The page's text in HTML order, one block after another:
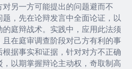
另一方可能提出的问题避而不
，先在论辩发言中全面论证，以
庭辩战术。实践中，应用此法须
在庭审调查阶段对己方有利的事
据事实和证据，针对对方不正确
以期掌握辩论主动权，奇取制高